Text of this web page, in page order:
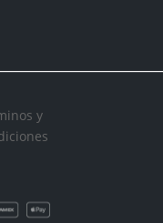
y